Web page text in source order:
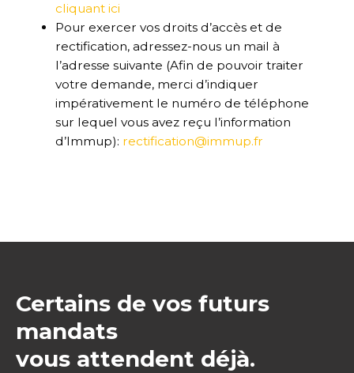
cliquant ici
Pour exercer vos droits d’accès et de
rectification, adressez-nous un mail à
l’adresse suivante (Afin de pouvoir traiter
votre demande, merci d’indiquer
impérativement le numéro de téléphone
sur lequel vous avez reçu l’information
d’Immup): rectification@immup.fr
Certains de vos futurs
mandats
vous attendent déjà.